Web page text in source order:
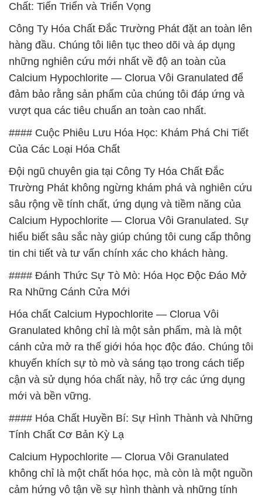
Chất: Tiến Triển và Triển Vọng
Công Ty Hóa Chất Đắc Trường Phát đặt an toàn lên
hàng đầu. Chúng tôi liên tục theo dõi và áp dụng
những nghiên cứu mới nhất về độ an toàn của
Calcium Hypochlorite — Clorua Vôi Granulated để
đảm bảo rằng sản phẩm của chúng tôi đáp ứng và
vượt qua các tiêu chuẩn an toàn cao nhất.
#### Cuộc Phiêu Lưu Hóa Học: Khám Phá Chi Tiết
Của Các Loại Hóa Chất
Đội ngũ chuyên gia tại Công Ty Hóa Chất Đắc
Trường Phát không ngừng khám phá và nghiên cứu
sâu rộng về tính chất, ứng dụng và tiềm năng của
Calcium Hypochlorite — Clorua Vôi Granulated. Sự
hiểu biết sâu sắc này giúp chúng tôi cung cấp thông
tin chi tiết và tư vấn chính xác cho khách hàng.
#### Đánh Thức Sự Tò Mò: Hóa Học Độc Đáo Mở
Ra Những Cánh Cửa Mới
Hóa chất Calcium Hypochlorite — Clorua Vôi
Granulated không chỉ là một sản phẩm, mà là một
cánh cửa mở ra thế giới hóa học độc đáo. Chúng tôi
khuyến khích sự tò mò và sáng tạo trong cách tiếp
cận và sử dụng hóa chất này, hỗ trợ các ứng dụng
mới và bền vững.
#### Hóa Chất Huyền Bí: Sự Hình Thành và Những
Tính Chất Cơ Bản Kỳ Lạ
Calcium Hypochlorite — Clorua Vôi Granulated
không chỉ là một chất hóa học, mà còn là một nguồn
cảm hứng vô tận về sự hình thành và những tính